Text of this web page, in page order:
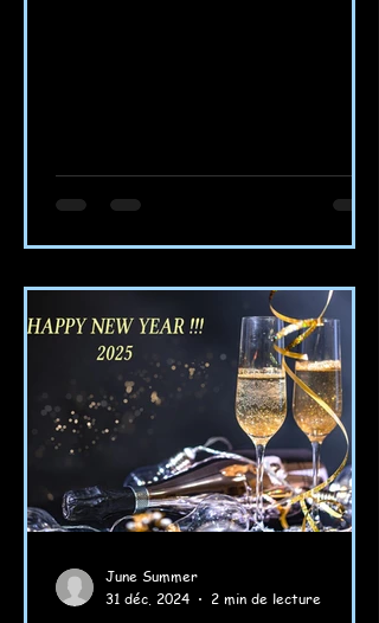
June Summer
31 déc. 2024
2 min de lecture